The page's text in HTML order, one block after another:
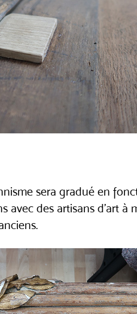
sera gradué en
avec des artisans d’art à